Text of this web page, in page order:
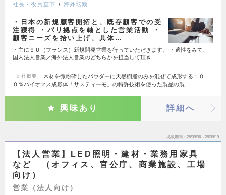
社長・役員直下
海外転勤
・日本の新規顧客開拓と、既存顧客での受
注獲得 ・パリ拠点を軸とした営業活動 ・
顧客ニーズを拾い上げ、具体…
・主にＥＵ（フランス）新規開発営業を行っていただきます。 ・適性をみて、
国内法人営業／海外法人営業のどちらかを担当して頂き…
会社概要
木材を微粉砕したパウダーに天然樹脂のみを混ぜて成形する１０
０％バイオマス成形体「サスティーモ」の特許技術を使った製品の製…
興味あり 詳細へ
掲載期間 26/08/06～26/08/19
【法人営業】LED照明・建材・業務用家具
など （オフィス、官公庁、商業施設、工場
向け）
営業（法人向け）